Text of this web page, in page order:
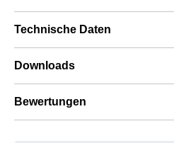
Technische Daten
Downloads
Bewertungen